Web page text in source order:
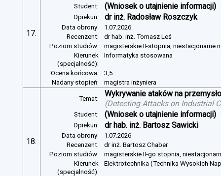
17.
Student: (Wniosek o utajnienie informacji)
Opiekun: dr inż. Radosław Roszczyk
Data obrony:
1.07.2026
Recenzent:
dr hab. inż. Tomasz Leś
Poziom studiów:
magisterskie II-stopnia, niestacjonarne
Kierunek
(specjalność):
Informatyka stosowana
Ocena końcowa:
3,5
Nadany stopień:
magistra inżyniera
18.
Temat:
Wykrywanie ataków na
(Detecting Attacks on Industrial
Student: (Wniosek o utajnienie informacji)
Opiekun: dr hab. inż. Bartosz Sawicki
Data obrony:
1.07.2026
Recenzent:
dr inż. Bartosz Chaber
Poziom studiów:
magisterskie II-go stopnia,
Kierunek
(specjalność):
Elektrotechnika (Technika Wysokich